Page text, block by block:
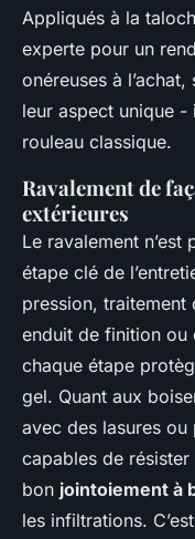
Appliqués à la
experte pour un
onéreuses à
leur aspect unique
rouleau classique.
Ravalement de
extérieures
Le ravalement n’est
étape clé de
pression, traitement
enduit de finition ou
chaque étape
gel. Quant aux
avec des lasures ou
capables de
bon jointoiement à
les infiltrations.